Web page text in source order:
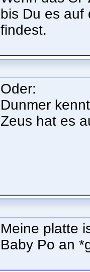
bis Du es auf
findest.
Oder:
Dunmer
Zeus hat es
Meine platte
Baby Po an